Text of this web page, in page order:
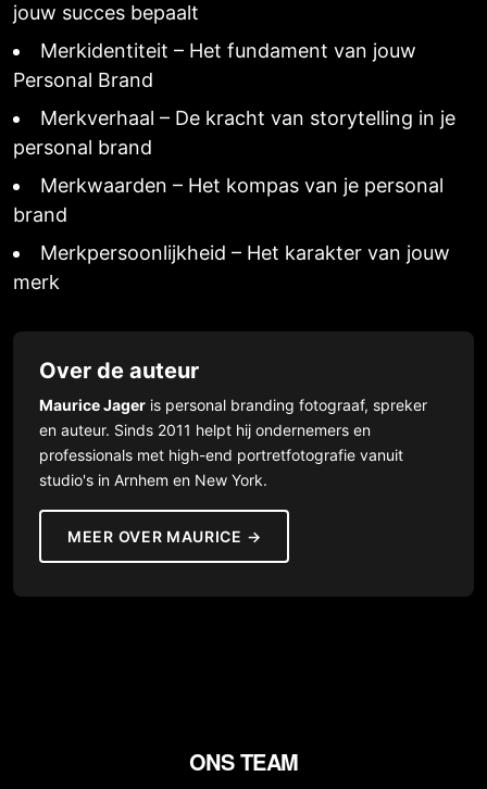
jouw succes bepaalt
Merkidentiteit – Het fundament van jouw
Personal Brand
Merkverhaal – De kracht van storytelling in je
personal brand
Merkwaarden – Het kompas van je personal
brand
Merkpersoonlijkheid – Het karakter van jouw
merk
Over de auteur
Maurice Jager is personal branding fotograaf, spreker
en auteur. Sinds 2011 helpt hij ondernemers en
professionals met high-end portretfotografie vanuit
studio's in Arnhem en New York.
MEER OVER MAURICE →
ONS TEAM